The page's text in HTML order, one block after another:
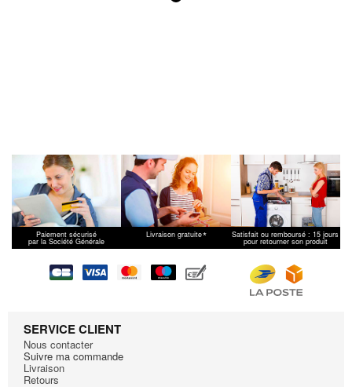
Paiement sécurisé
par la Société Générale
Livraison gratuite* Satisfait ou remboursé : 15 jours
pour retourner son produit
SERVICE CLIENT
Nous contacter
Suivre ma commande
Livraison
Retours